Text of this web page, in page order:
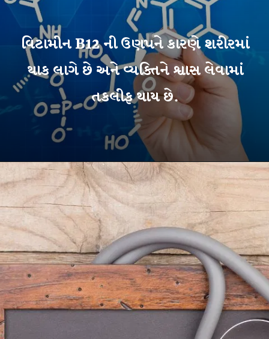
વિટામીન B12 ની ઉણપને કારણે શરીરમાં
થાક લાગે છે અને વ્યક્તિને શ્વાસ લેવામાં
તકલીફ થાય છે.